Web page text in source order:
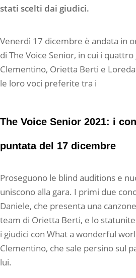
stati scelti dai giudici.
Venerdì 17 dicembre è andata in
di The Voice Senior, in cui i quattro
Clementino, Orietta Berti e
le loro voci preferite tra i
The Voice Senior 2021: i
puntata del 17 dicembre
Proseguono le blind auditions e
uniscono alla gara. I primi due
Daniele, che presenta una
team di Orietta Berti, e lo
i giudici con What a wonderful
Clementino, che sale persino sul
lui.